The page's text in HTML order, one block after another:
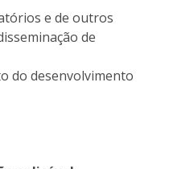
e de outros
de
do desenvolvimento